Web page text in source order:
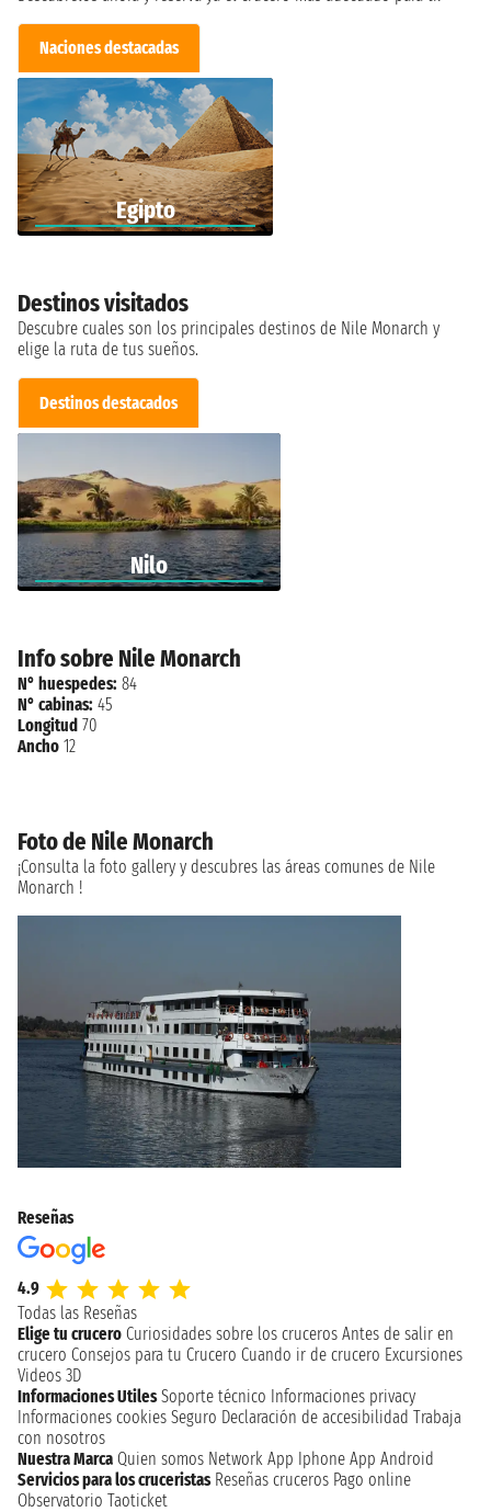
Naciones destacadas
Egipto
Destinos visitados
Descubre cuales son los principales destinos de Nile Monarch y
elige la ruta de tus sueños.
Destinos destacados
Nilo
Info sobre Nile Monarch
N° huespedes: 84
N° cabinas: 45
Longitud 70
Ancho 12
Foto de Nile Monarch
¡Consulta la foto gallery y descubres las áreas comunes de Nile
Monarch !
Reseñas
4.9
Todas las Reseñas
Elige tu crucero Curiosidades sobre los cruceros Antes de salir en
crucero Consejos para tu Crucero Cuando ir de crucero Excursiones
Videos 3D
Informaciones Utiles Soporte técnico Informaciones privacy
Informaciones cookies Seguro Declaración de accesibilidad Trabaja
con nosotros
Nuestra Marca Quien somos Network App Iphone App Android
Servicios para los cruceristas Reseñas cruceros Pago online
Observatorio Taoticket